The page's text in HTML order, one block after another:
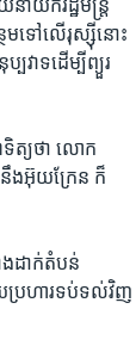
ាយករដ្ឋមន្ត្រី​
មទៅ​លើ​រុស្ស៊ី​នោះ
វាទដើម្បី​ព្យួរ​
ទិត្យ​ថា លោក
នឹង​អ៊ុយក្រែន​ ក៏​
ងដាក់​តំបន់
យប្រហារ​ទប់​ទល់វិញ​